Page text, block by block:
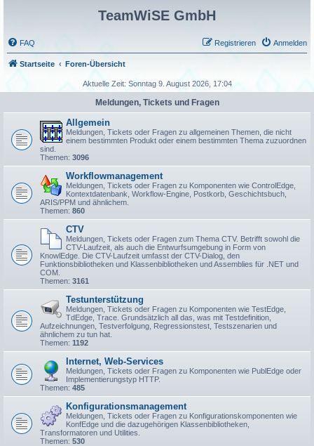
TeamWiSE GmbH
FAQ Anmelden
Registrieren
Startseite Foren-Übersicht
Aktuelle Zeit: Sonntag 9. August 2026, 17:04
Meldungen, Tickets und Fragen
Allgemein
Meldungen, Tickets oder Fragen zu allgemeinen Themen, die nicht
einem bestimmten Produkt oder einem bestimmten Thema zuzuordnen
sind.
Themen: 3096
Workflowmanagement
Meldungen, Tickets oder Fragen zu Komponenten wie ControlEdge,
Kontextdatenbank, Workflow-Engine, Postkorb, Geschichtsbuch,
ARIS/PPM und ähnlichem.
Themen: 860
CTV
Meldungen, Tickets oder Fragen zum Thema CTV. Betrifft sowohl die
CTV-Laufzeit, als auch die Entwurfsumgebung in Form von
KnowlEdge. Die CTV-Laufzeit umfasst der CTV-Dialog, den
Funktionsbibliotheken und Klassenbibliotheken und Assemblies für .NET und
COM.
Themen: 3161
Testunterstützung
Meldungen, Tickets oder Fragen zu Komponenten wie TestEdge,
TdEdge, Trace. Grundsätzlich all das, was mit Testdefinition,
Aufzeichnungen, Testverfolgung, Regressionstest, Testszenarien und
ähnlichem zu tun hat.
Themen: 1192
Internet, Web-Services
Meldungen, Tickets oder Fragen zu Komponenten wie PublEdge oder
Implementierungstyp HTTP.
Themen: 485
Konfigurationsmanagement
Meldungen, Tickets oder Fragen zu Konfigurationskomponenten wie
KonfEdge und die dazugehörigen Klassenbibliotheken,
Transformatoren und Utilities.
Themen: 530